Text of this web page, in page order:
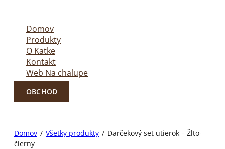
Domov
Produkty
O Katke
Kontakt
Web Na chalupe
OBCHOD
Domov / Všetky produkty / Darčekový set utierok – Žlto-
čierny